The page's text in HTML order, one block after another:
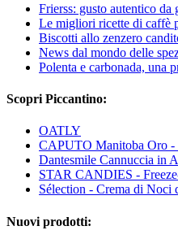
Frierss: gusto autentico da
Le migliori ricette di caffè
Biscotti allo zenzero
News dal mondo delle
Polenta e carbonada, una
Scopri Piccantino:
OATLY
CAPUTO Manitoba Oro -
Dantesmile Cannuccia in
STAR CANDIES -
Sélection - Crema di Noci
Nuovi prodotti: